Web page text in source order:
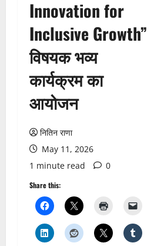
Innovation for
Inclusive Growth”
विषयक भव्य
कार्यक्रम का
आयोजन
नितिन राणा
May 11, 2026
1 minute read
0
Share this: